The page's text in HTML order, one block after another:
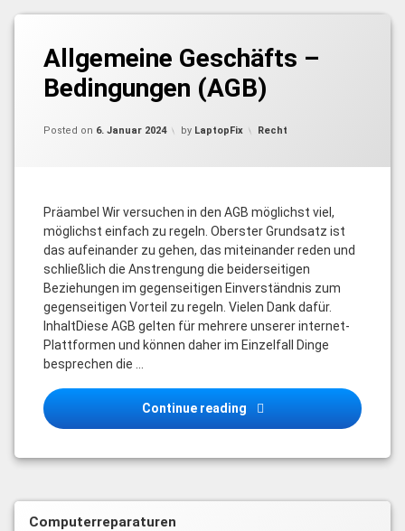
Allgemeine Geschäfts –
Bedingungen (AGB)
Posted on 6. Januar 2024 by LaptopFix Categories:
Recht
Präambel Wir versuchen in den AGB möglichst viel,
möglichst einfach zu regeln. Oberster Grundsatz ist
das aufeinander zu gehen, das miteinander reden und
schließlich die Anstrengung die beiderseitigen
Beziehungen im gegenseitigen Einverständnis zum
gegenseitigen Vorteil zu regeln. Vielen Dank dafür.
InhaltDiese AGB gelten für mehrere unserer internet-
Plattformen und können daher im Einzelfall Dinge
besprechen die …
Continue reading Allgemeine Geschäfts –
AGb
Allgemeine
Geschäftsbedingungen
Gewährleistung
Computerreparaturen